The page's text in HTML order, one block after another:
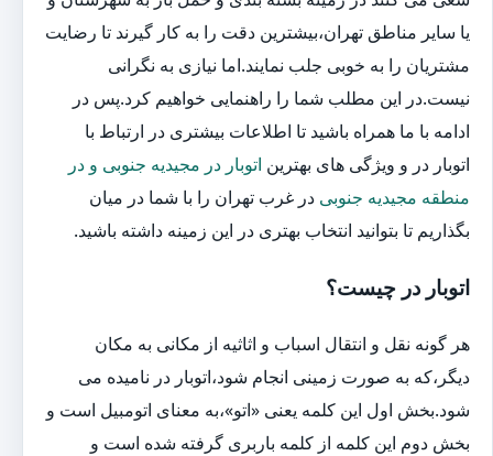
یا سایر مناطق تهران،بیشترین دقت را به کار گیرند تا رضایت
مشتریان را به خوبی جلب نمایند.اما نیازی به نگرانی
نیست.در این مطلب شما را راهنمایی خواهیم کرد.پس در
ادامه با ما همراه باشید تا اطلاعات بیشتری در ارتباط با
اتوبار در و ویژگی های بهترین اتوبار در مجیدیه جنوبی و در
منطقه مجیدیه جنوبی در غرب تهران را با شما در میان
بگذاریم تا بتوانید انتخاب بهتری در این زمینه داشته باشید.
اتوبار در چیست؟
هر گونه نقل و انتقال اسباب و اثاثیه از مکانی به مکان
دیگر،که به صورت زمینی انجام شود،اتوبار در نامیده می
شود.بخش اول این کلمه یعنی «اتو»،به معنای اتومبیل است و
بخش دوم این کلمه از کلمه باربری گرفته شده است و